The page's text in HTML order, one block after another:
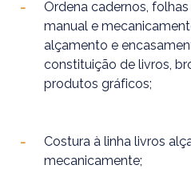
Ordena cadernos,
manual e
alçamento e
constituição de livros,
produtos gráficos;
Costura à linha livros
mecanicamente;